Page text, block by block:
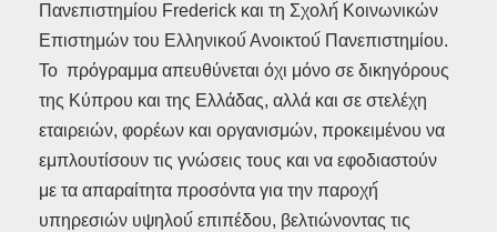
Πανεπιστημίου Frederick και τη Σχολή́ Κοινωνικών
Επιστημών του Ελληνικού́ Ανοικτού́ Πανεπιστημίου.
Το πρόγραμμα απευθύνεται όχι μόνο σε δικηγόρους
της Κύπρου και της Ελλάδας, αλλά και σε στελέχη
εταιρειών, φορέων και οργανισμών, προκειμένου να
εμπλουτίσουν τις γνώσεις τους και να εφοδιαστούν
με τα απαραίτητα προσόντα για την παροχή́
υπηρεσιών υψηλού́ επιπέδου, βελτιώνοντας τις